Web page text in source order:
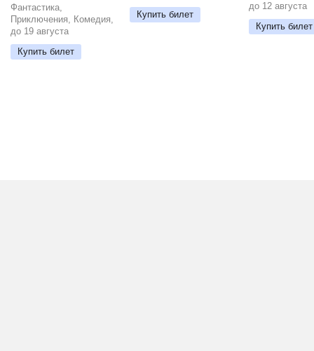
Фантастика,
Приключения, Комедия,
до 19 августа
Купить билет
Купить билет
до 12 августа
Купить билет